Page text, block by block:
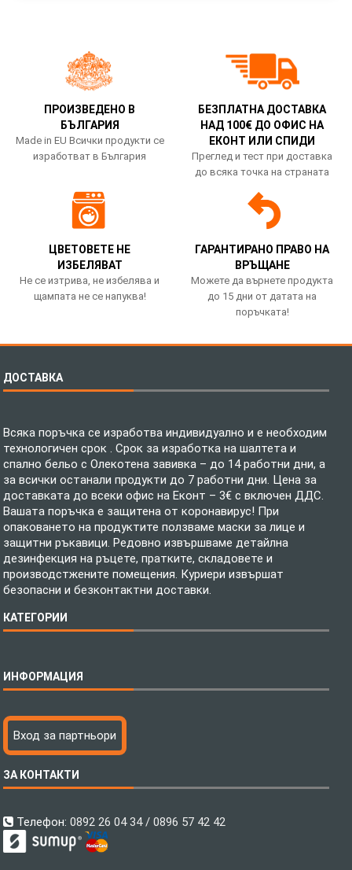
ПРОИЗВЕДЕНО В
БЪЛГАРИЯ
Made in EU Всички продукти се
изработват в България
БЕЗПЛАТНА ДОСТАВКА
НАД 100€ ДО ОФИС НА
ЕКОНТ ИЛИ СПИДИ
Преглед и тест при доставка
до всяка точка на страната
ЦВЕТОВЕТЕ НЕ
ИЗБЕЛЯВАТ
Не се изтрива, не избелява и
щампата не се напуква!
ГАРАНТИРАНО ПРАВО НА
ВРЪЩАНЕ
Можете да върнете продукта
до 15 дни от датата на
поръчката!
ДОСТАВКА
Всяка поръчка се изработва индивидуално и е необходим
технологичен срок . Срок за изработка на шалтета и
спално бельо с Олекотена завивка – до 14 работни дни, а
за всички останали продукти до 7 работни дни. Цена за
доставката до всеки офис на Еконт – 3€ с включен ДДС.
Вашата поръчка е защитена от коронавирус! При
опаковането на продуктите ползваме маски за лице и
защитни ръкавици. Редовно извършваме детайлна
дезинфекция на ръцете, пратките, складовете и
производстжените помещения. Куриери извършат
безопасни и безконтактни доставки.
КАТЕГОРИИ
Бебешки спални комплекти
Тениски с пълноцветен печат
Хавлиени кърпи
Пончо за водни спортове
Микрофибърни Велурени Кърпи
Детски пончота
Тениски
ИНФОРМАЦИЯ
Технология на печатане
Файлове за печат
Как да поръчам?
С какво сме различни?
Контакти
Общи Условия
Вход за партньори
ЗА КОНТАКТИ
Телефон:0892 26 04 34 / 0896 57 42 42